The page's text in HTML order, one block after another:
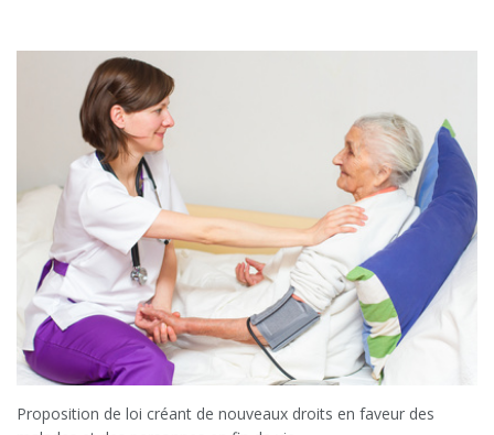
Proposition de loi créant de nouveaux droits en faveur des